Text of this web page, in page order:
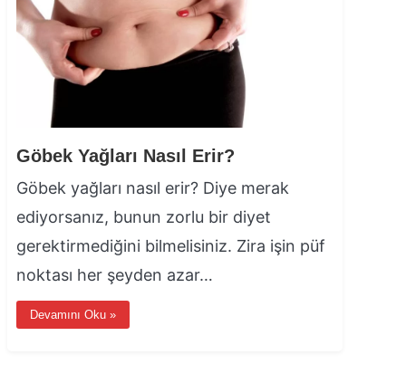
Göbek Yağları Nasıl Erir?
Göbek yağları nasıl erir? Diye merak
ediyorsanız, bunun zorlu bir diyet
gerektirmediğini bilmelisiniz. Zira işin püf
noktası her şeyden azar…
Devamını Oku »